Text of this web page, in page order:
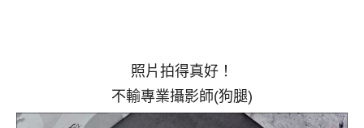
照片拍得真好！
不輸專業攝影師(狗腿)